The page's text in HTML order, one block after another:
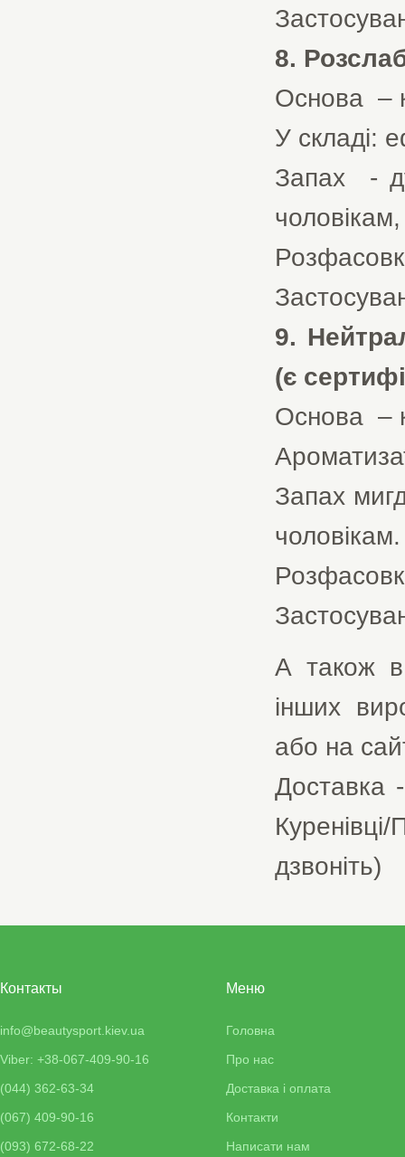
8.
Основа –
У складі:
Запах -
9.
(є
Основа –
Запах
чоловікам.
А також в
інших
або на
Доставка
дзвоніть)
Контакты
info@beautysport.kiev.ua
Viber: +38-067-409-90-16
(044) 362-63-34
(067) 409-90-16
(093) 672-68-22
Меню
Головна
Про нас
Доставка і оплата
Контакти
Написати нам